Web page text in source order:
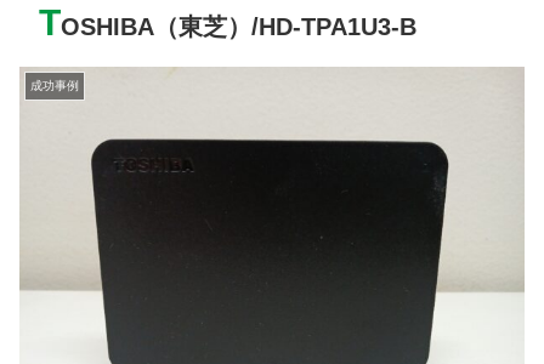
TOSHIBA（東芝）/HD-TPA1U3-B
成功事例